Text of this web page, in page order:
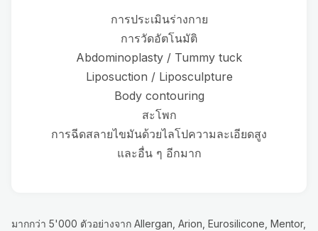
การประเมินร่างกาย
การวัดอัตโนมัติ
Abdominoplasty / Tummy tuck
Liposuction / Liposculpture
Body contouring
สะโพก
การฉีดสลายไขมันด้วยไลโปความละเอียดสูง
และอื่น ๆ อีกมาก
มากกว่า 5'000 ตัวอย่างจาก Allergan, Arion, Eurosilicone, Mentor,